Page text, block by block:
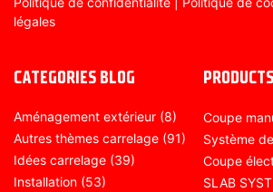
légales
CATEGORIES BLOG
Aménagement extérieur (8)
Autres thèmes carrelage (91)
Idées carrelage (39)
Installation (53)
PRODUCTS
Coupe
Système
Coupe
SLAB